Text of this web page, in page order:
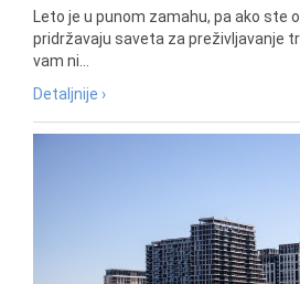
Leto je u punom zamahu, pa ako ste
pridržavaju saveta za preživljavanje
vam ni...
Detaljnije ›